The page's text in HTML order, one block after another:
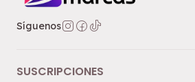
Síguenos
SUSCRIPCIONES